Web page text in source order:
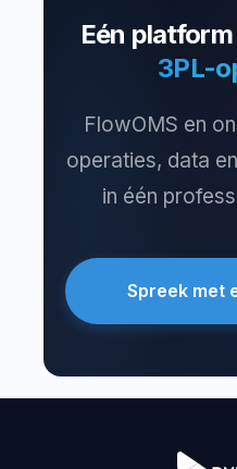
Eén
3PL-
FlowOMS en
operaties, data
in één
Spreek met